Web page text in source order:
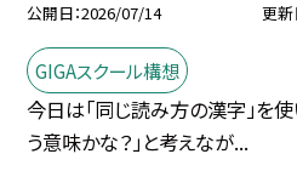
公開日 2026/07/14 更新
GIGAスクール構想
今日は「同じ読み方の漢字」を使
う意味かな？」と考えなが...